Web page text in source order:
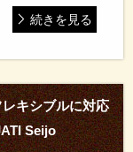
続きを見る
キシブルに対応
Seijo